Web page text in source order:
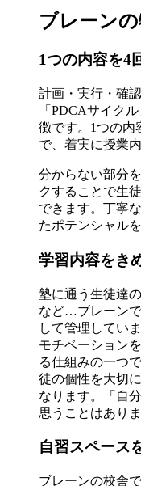
ブレーン
1つの内容を4
計画・実行・確
「PDCAサイク
徴です。1つの内
で、着実に授業
分からない部分
クすることで生
できます。丁寧
たポテンシャル
学習内容をき
塾に通う生徒達
など…ブレーン
して管理してい
モチベーション
る仕組みの一つ
徒の個性を大切
なります。「自
思うことはありま
自習スペース
ブレーンの校舎